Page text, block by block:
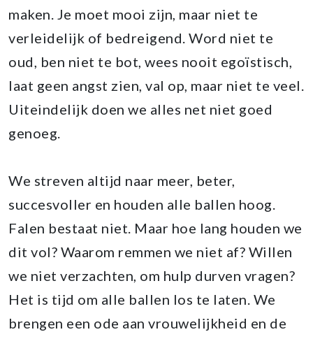
maken. Je moet mooi zijn, maar niet te
verleidelijk of bedreigend. Word niet te
oud, ben niet te bot, wees nooit egoïstisch,
laat geen angst zien, val op, maar niet te veel.
Uiteindelijk doen we alles net niet goed
genoeg.
We streven altijd naar meer, beter,
succesvoller en houden alle ballen hoog.
Falen bestaat niet. Maar hoe lang houden we
dit vol? Waarom remmen we niet af? Willen
we niet verzachten, om hulp durven vragen?
Het is tijd om alle ballen los te laten. We
brengen een ode aan vrouwelijkheid en de